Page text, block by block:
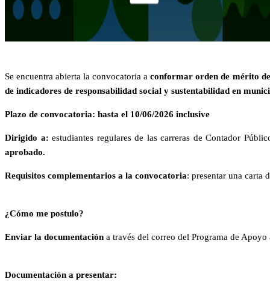
Se encuentra abierta la convocatoria aconformar orden de mérito
de indicadores de responsabilidad social y sustentabilidad en
Plazo de convocatoria: hasta el 10/06/2026 inclusive
Dirigido a: estudiantes regulares de las carreras de Contador
aprobado.
Requisitos complementarios a la convocatoria: presentar una carta
¿Cómo me postulo?
Enviar la documentación a través del correo del Programa de
Documentación a presentar: